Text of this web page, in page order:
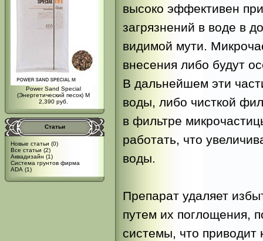
Power Sand Special
(Энергетический песок) M
2,390 руб.
Статьи
Новые статьи (0)
Все статьи (2)
Аквадизайн (1)
Система грунтов фирма
ADA (1)
высоко эффективен
загрязнений в воде в
видимой мути.
внесения либо будут
В дальнейшем эти
воды, либо чисткой
в фильтре
работать, что
воды.
Препарат удаляет
путем их поглощения,
системы, что